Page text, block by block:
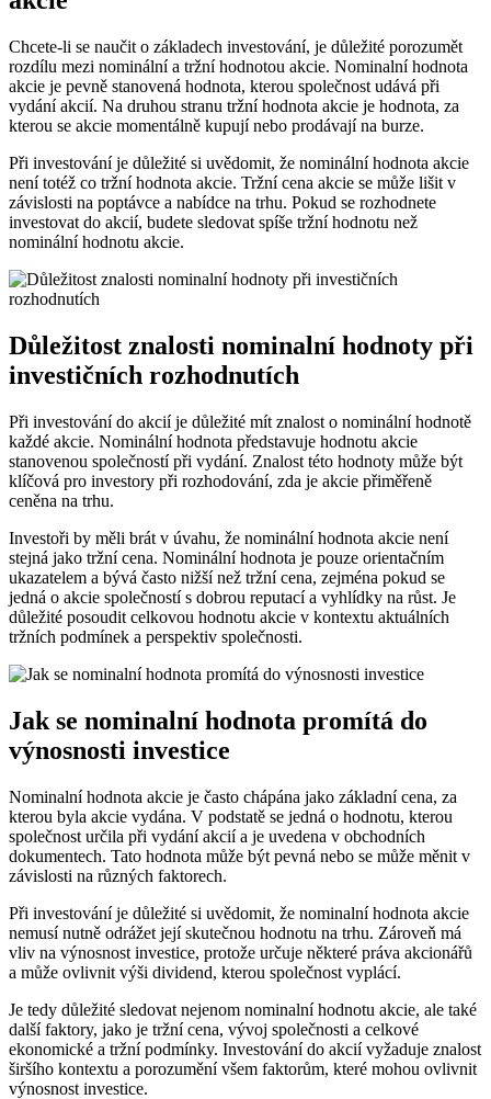
Chcete-li se naučit o základech investování, je důležité porozumět
rozdílu mezi nominální a tržní hodnotou akcie. Nominalní hodnota
akcie je pevně stanovená hodnota, kterou společnost udává při
vydání akcií. Na druhou stranu tržní hodnota akcie je hodnota, za
kterou se akcie momentálně kupují nebo prodávají na burze.
Při investování je důležité si uvědomit, že nominální hodnota akcie
není totéž co tržní hodnota akcie. Tržní cena akcie se může lišit v
závislosti na poptávce a nabídce na trhu. Pokud se rozhodnete
investovat do akcií, budete sledovat spíše tržní hodnotu než
nominální hodnotu akcie.
Důležitost znalosti nominalní hodnoty při
investičních rozhodnutích
Při investování do akcií je důležité mít znalost o nominální hodnotě
každé akcie. Nominální hodnota představuje hodnotu akcie
stanovenou společností při vydání. Znalost této hodnoty může být
klíčová pro investory při rozhodování, zda je akcie přiměřeně
ceněna na trhu.
Investoři by měli brát v úvahu, že nominální hodnota akcie není
stejná jako tržní cena. Nominální hodnota je pouze orientačním
ukazatelem a bývá často nižší než tržní cena, zejména pokud se
jedná o akcie společností s dobrou reputací a vyhlídky na růst. Je
důležité posoudit celkovou hodnotu akcie v kontextu aktuálních
tržních podmínek a perspektiv společnosti.
Jak se nominalní hodnota promítá do
výnosnosti investice
Nominalní hodnota akcie je často chápána jako základní cena, za
kterou byla akcie vydána. V podstatě se jedná o hodnotu, kterou
společnost určila při vydání akcií a je uvedena v obchodních
dokumentech. Tato hodnota může být pevná nebo se může měnit v
závislosti na různých faktorech.
Při investování je důležité si uvědomit, že nominalní hodnota akcie
nemusí nutně odrážet její skutečnou hodnotu na trhu. Zároveň má
vliv na výnosnost investice, protože určuje některé práva akcionářů
a může ovlivnit výši dividend, kterou společnost vyplácí.
Je tedy důležité sledovat nejenom nominalní hodnotu akcie, ale také
další faktory, jako je tržní cena, vývoj společnosti a celkové
ekonomické a tržní podmínky. Investování do akcií vyžaduje znalost
širšího kontextu a porozumění všem faktorům, které mohou ovlivnit
výnosnost investice.